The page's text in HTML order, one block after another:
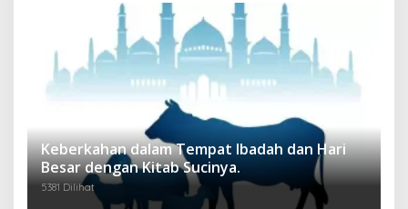
Keberkahan dalam Tempat Ibadah dan Hari
Besar dengan Kitab Sucinya.
5381 Dilihat